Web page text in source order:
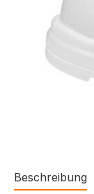
Beschreibung